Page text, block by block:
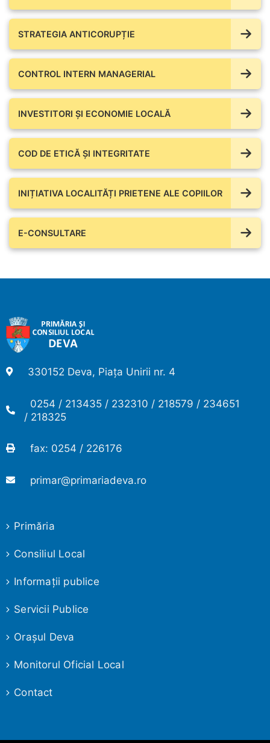
STRATEGIA ANTICORUPȚIE
CONTROL INTERN MANAGERIAL
INVESTITORI ȘI ECONOMIE LOCALĂ
COD DE ETICĂ ȘI INTEGRITATE
INIȚIATIVA LOCALITĂȚI PRIETENE ALE COPIILOR
E-CONSULTARE
330152 Deva, Piața Unirii nr. 4
0254 / 213435 / 232310 / 218579 / 234651
/ 218325
fax: 0254 / 226176
primar@primariadeva.ro
Primăria
Consiliul Local
Informaţii publice
Servicii Publice
Oraşul Deva
Monitorul Oficial Local
Contact